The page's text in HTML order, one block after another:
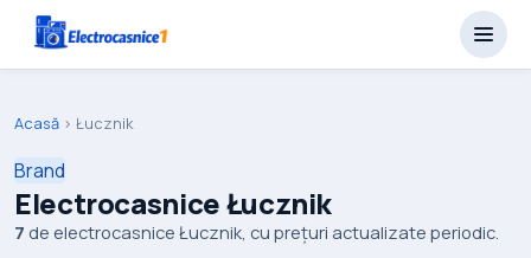
Acasă › Łucznik
Brand
Electrocasnice Łucznik
7 de electrocasnice Łucznik, cu prețuri actualizate periodic.